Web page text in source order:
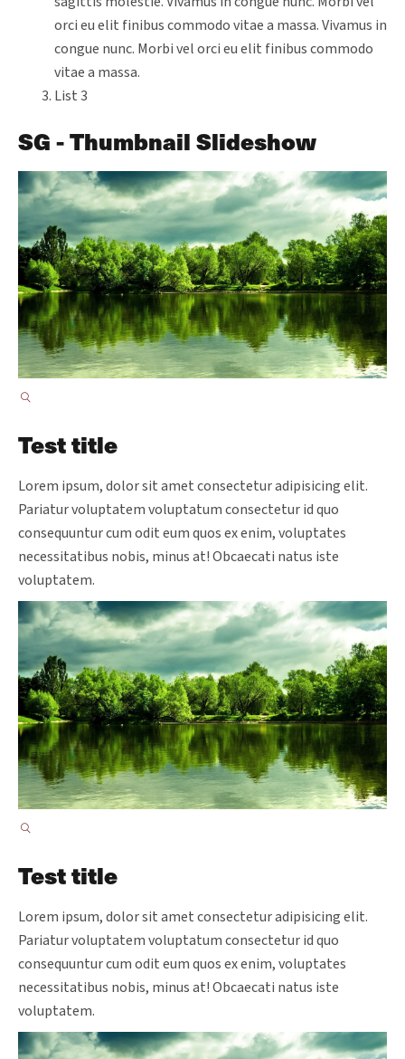
orci eu elit finibus commodo vitae a massa. Vivamus in
congue nunc. Morbi vel orci eu elit finibus commodo
vitae a massa.
List 3
SG - Thumbnail Slideshow
Test title
Lorem ipsum, dolor sit amet consectetur adipisicing elit.
Pariatur voluptatem voluptatum consectetur id quo
consequuntur cum odit eum quos ex enim, voluptates
necessitatibus nobis, minus at! Obcaecati natus iste
voluptatem.
Test title
Lorem ipsum, dolor sit amet consectetur adipisicing elit.
Pariatur voluptatem voluptatum consectetur id quo
consequuntur cum odit eum quos ex enim, voluptates
necessitatibus nobis, minus at! Obcaecati natus iste
voluptatem.